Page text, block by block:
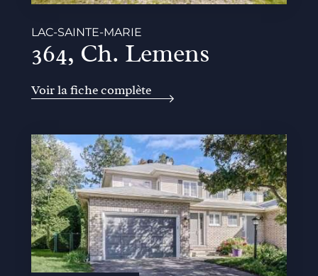
LAC-SAINTE-MARIE
364, Ch. Lemens
Voir la fiche complète